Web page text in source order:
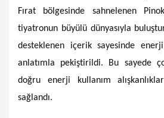
Fırat bölgesinde sahnelenen
tiyatronun büyülü dünyasıyla
desteklenen içerik sayesinde
anlatımla pekiştirildi. Bu sayede
doğru enerji kullanım
sağlandı.